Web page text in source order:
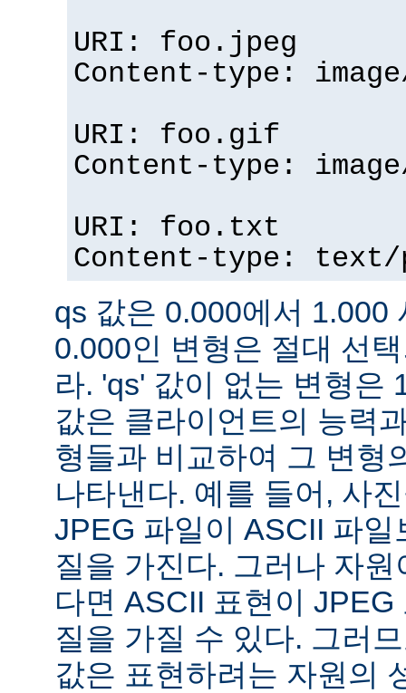
URI: foo.jpeg
Content-type:
URI: foo.gif
Content-type:
URI: foo.txt
Content-type:
qs 값은 0.000에서 1.000
0.000인 변형은 절대 선
라. 'qs' 값이 없는 변형은
값은 클라이언트의 능력
형들과 비교하여 그 변형
나타낸다. 예를 들어, 사
JPEG 파일이 ASCII 파
질을 가진다. 그러나 자
다면 ASCII 표현이
질을 가질 수 있다. 그러
값은 표현하려는 자원의